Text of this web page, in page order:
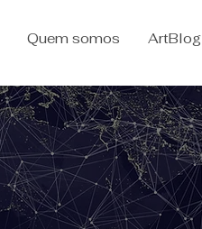
Quem somos ArtBlog